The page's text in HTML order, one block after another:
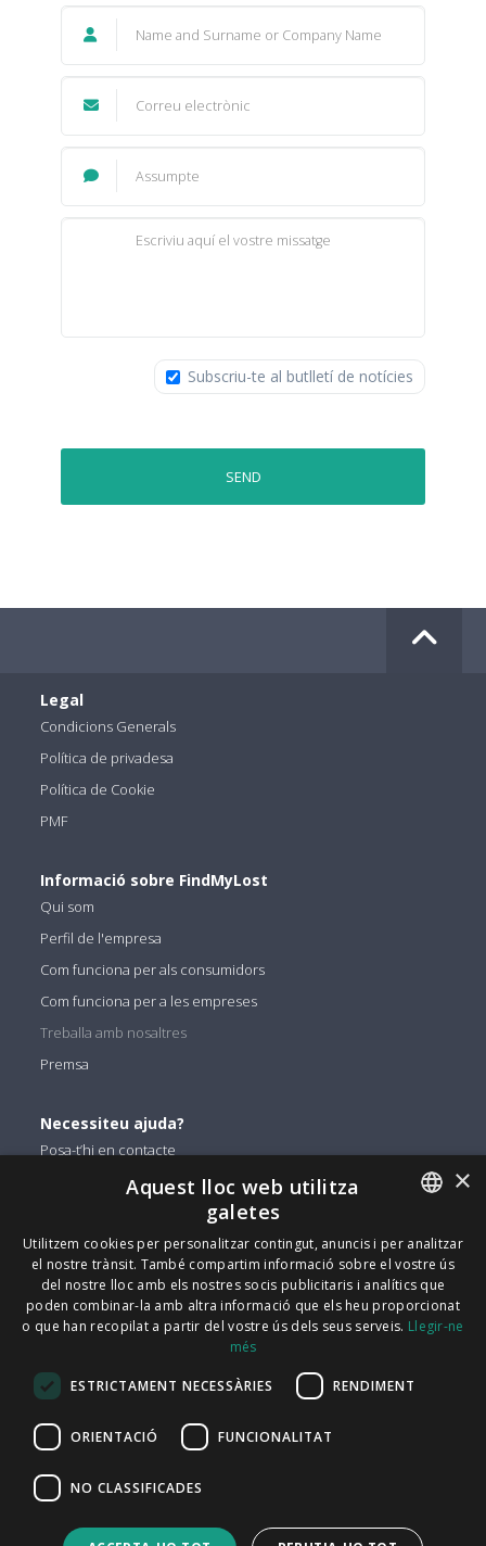
Subscriu-te al butlletí de notícies
Legal
Condicions Generals
Política de privadesa
Política de Cookie
PMF
Informació sobre FindMyLost
Qui som
Perfil de l'empresa
Com funciona per als consumidors
Com funciona per a les empreses
Treballa amb nosaltres
Premsa
Necessiteu ajuda?
Posa-t’hi en contacte
Facebook
Twitter
Linkedin
Instagram
FindMyLost Sr.l © 2026 | Tots els drets reservats |
09405890964 iva | Via Arena 25 - 20123 Milà |
info@findmylost.it | 11.387,36 € Totalment pagat | Milà
ENGLISH
ITALIAN
CATALAN
PORTUGUESE
×
Aquest lloc web utilitza
galetes
Utilitzem cookies per personalitzar contingut, anuncis i per analitzar
el nostre trànsit. També compartim informació sobre el vostre ús
del nostre lloc amb els nostres socis publicitaris i analítics que
poden combinar-la amb altra informació que els heu proporcionat
o que han recopilat a partir del vostre ús dels seus serveis. Llegir-ne
més
ESTRICTAMENT NECESSÀRIES RENDIMENT
ORIENTACIÓ FUNCIONALITAT
NO CLASSIFICADES